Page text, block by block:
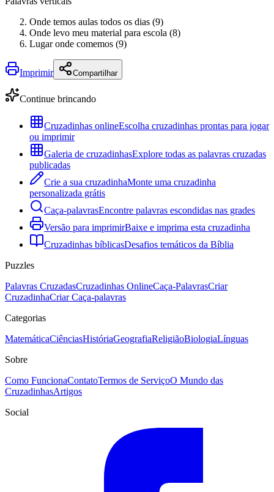
Onde temos aulas todos os dias (9)
Onde levo meu material para escola (8)
Lugar onde comemos (9)
Imprimir Compartilhar
Continue brincando
Cruzadinhas onlineEscolha cruzadinhas prontas para jogar
ou imprimir
Galeria de cruzadinhasExplore todas as palavras cruzadas
publicadas
Crie a sua cruzadinhaMonte uma cruzadinha
personalizada grátis
Caça-palavrasEncontre palavras escondidas nas grades
Versão para imprimirBaixe e imprima esta cruzadinha
Cruzadinhas bíblicasDesafios temáticos da Bíblia
Puzzles
Palavras CruzadasCruzadinhas OnlineCaça-PalavrasCriar
CruzadinhaCriar Caça-palavras
Categorias
MatemáticaCiênciasHistóriaGeografiaReligiãoBiologiaLínguas
Sobre
Como FuncionaContatoTermos de ServiçoO Mundo das
CruzadinhasArtigos
Social